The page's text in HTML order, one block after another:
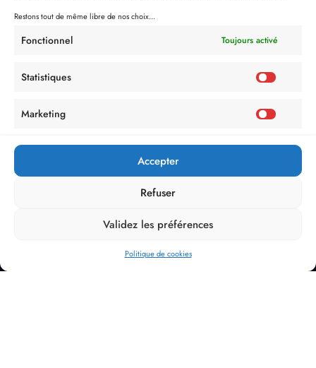
Restons tout de même libre de nos choix...
Fonctionnel Toujours activé
Statistiques
Marketing
Accepter
Refuser
Validez les préférences
Politique de cookies